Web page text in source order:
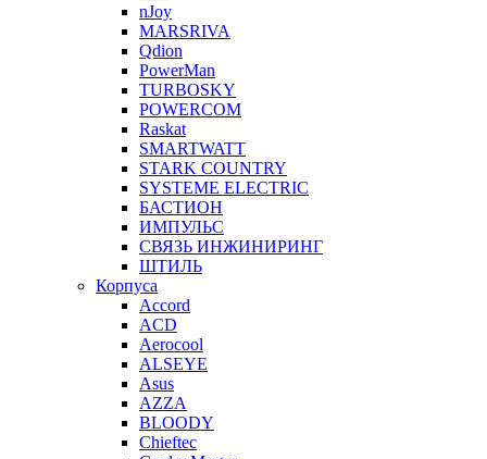
nJoy
MARSRIVA
Qdion
PowerMan
TURBOSKY
POWERCOM
Raskat
SMARTWATT
STARK COUNTRY
SYSTEME ELECTRIC
БАСТИОН
ИМПУЛЬС
СВЯЗЬ ИНЖИНИРИНГ
ШТИЛЬ
Корпуса
Accord
ACD
Aerocool
ALSEYE
Asus
AZZA
BLOODY
Chieftec